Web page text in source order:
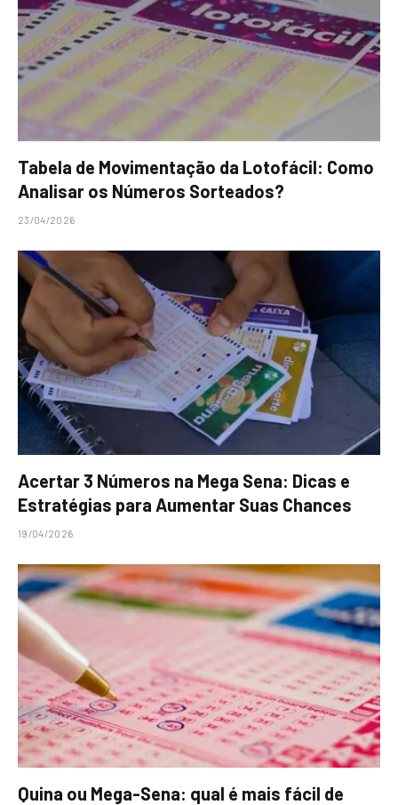
Tabela de Movimentação da Lotofácil: Como
Analisar os Números Sorteados?
23/04/2026
Acertar 3 Números na Mega Sena: Dicas e
Estratégias para Aumentar Suas Chances
19/04/2026
Quina ou Mega-Sena: qual é mais fácil de